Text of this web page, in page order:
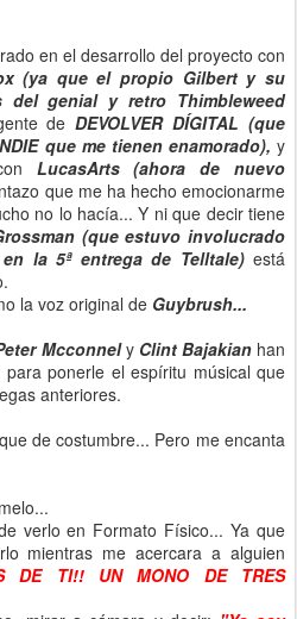
en el desarrollo del proyecto con
(ya que el propio Gilbert y su
genial y retro Thimbleweed
deDEVOLVER DÍGITAL (que
que me tienen enamorado), y
LucasArts(ahora de nuevo
que me ha hecho emocionarme
no lo hacía... Y ni que decir tiene
(que estuvo involucrado
la 5ª entrega de Telltale) está
la voz original de Guybrush...
Mcconnely Clint Bajakian han
ponerle el espíritu músical que
anteriores.
de costumbre... Pero me encanta
verlo en Formato Físico... Ya que
mientras me acercara a alguien
DE TI!! UN MONO DE TRES